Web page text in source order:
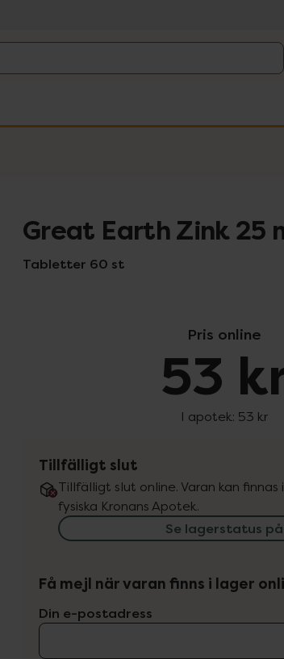
Great Earth Zink 25
Tabletter 60 st
Pris online
53
I apotek: 53 kr
Tillfälligt slut
Tillfälligt slut online. Varan kan
fysiska Kronans Apotek.
Se lagerstatus
Få mejl när varan finns i lager
Din e-postadress